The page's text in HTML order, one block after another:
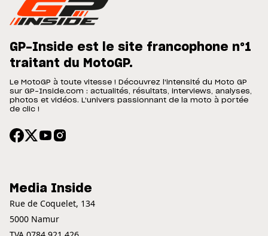
GP-Inside est le site francophone n°1
traitant du MotoGP.
Le MotoGP à toute vitesse ! Découvrez l'intensité du Moto GP
sur GP-Inside.com : actualités, résultats, interviews, analyses,
photos et vidéos. L'univers passionnant de la moto à portée
de clic !
Media Inside
Rue de Coquelet, 134
5000 Namur